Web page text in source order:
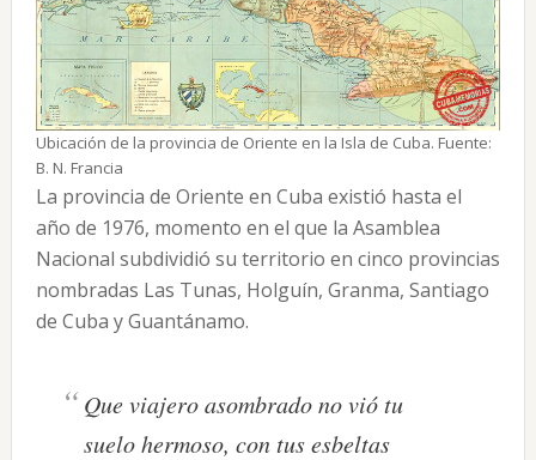
Ubicación de la provincia de Oriente en la Isla de Cuba. Fuente:
B. N. Francia
La provincia de Oriente en Cuba existió hasta el
año de 1976, momento en el que la Asamblea
Nacional subdividió su territorio en cinco provincias
nombradas Las Tunas, Holguín, Granma, Santiago
de Cuba y Guantánamo.
Que viajero asombrado no vió tu
suelo hermoso, con tus esbeltas